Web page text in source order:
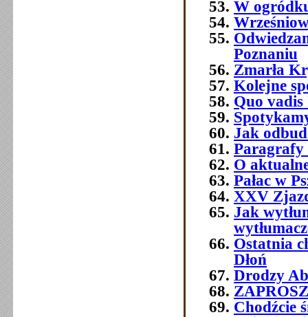
W
Poznaniu
Zmarła
Kolejne
Quo vadis
Jak
Paragrafy
O
Pałac w
XXV
Jak
Ostatnia
Dłoń
Drodzy
Chodźcie